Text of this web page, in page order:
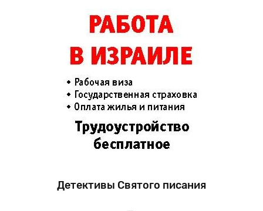
Детективы Святого писания